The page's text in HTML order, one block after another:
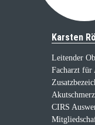
Karsten
Leitender
Facharzt für
CIRS